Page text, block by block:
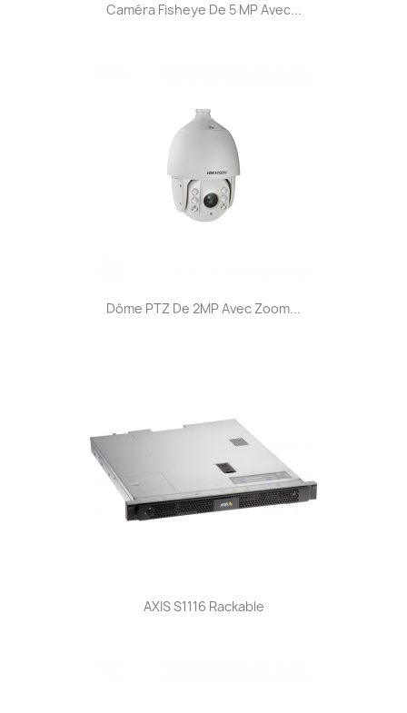
Caméra Fisheye De 5 MP Avec...
Dôme PTZ De 2MP Avec Zoom...
AXIS S1116 Rackable